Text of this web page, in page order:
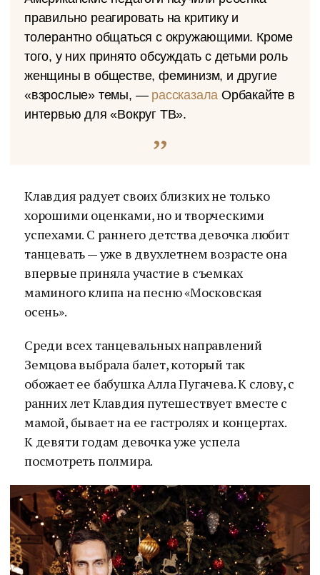
правильно реагировать на критику и
толерантно общаться с окружающими. Кроме
того, у них принято обсуждать с детьми роль
женщины в обществе, феминизм, и другие
«взрослые» темы, — рассказала Орбакайте в
интервью для «Вокруг ТВ».
Клавдия радует своих близких не только
хорошими оценками, но и творческими
успехами. С раннего детства девочка любит
танцевать — уже в двухлетнем возрасте она
впервые приняла участие в съемках
маминого клипа на песню «Московская
осень».
Среди всех танцевальных направлений
Земцова выбрала балет, который так
обожает ее бабушка Алла Пугачева. К слову, с
ранних лет Клавдия путешествует вместе с
мамой, бывает на ее гастролях и концертах.
К девяти годам девочка уже успела
посмотреть полмира.